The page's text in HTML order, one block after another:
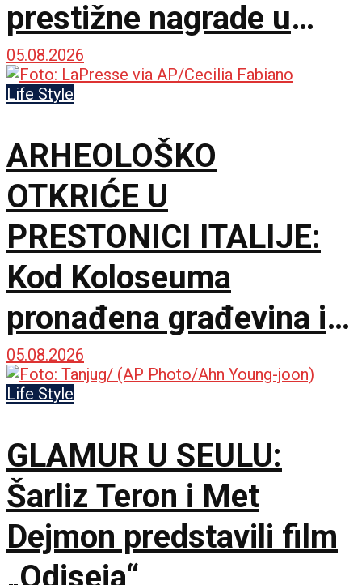
prestižne nagrade u
Švajcarskoj
05.08.2026
Life Style
ARHEOLOŠKO
OTKRIĆE U
PRESTONICI ITALIJE:
Kod Koloseuma
pronađena građevina iz
drugog veka sa
mozaicima i freskama
05.08.2026
Life Style
GLAMUR U SEULU:
Šarliz Teron i Met
Dejmon predstavili film
„Odiseja“